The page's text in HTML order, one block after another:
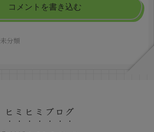
コメントを書き込む
未分類
ヒミヒミブログ